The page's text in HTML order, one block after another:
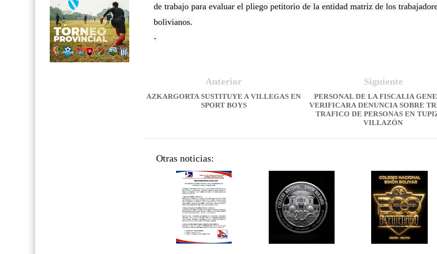
de trabajo para evaluar el pliego petitorio de la entidad matriz de los
bolivianos.
-
Siguiente
PERSONAL DE LA FISCALIA
VERIFICARA DENUNCIA SOBRE
TRAFICO DE PERSONAS EN
VILLAZÓN
Anterior
AZKARGORTA SUSTITUYE A VILLEGAS EN
SPORT BOYS
Otras noticias: